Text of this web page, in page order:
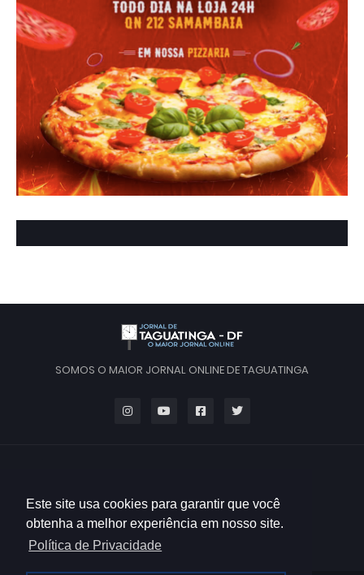
Este site usa cookies para garantir que você
obtenha a melhor experiência em nosso site.
Política de Privacidade
SOMOS O MAIOR JORNAL ONLINE DE TAGUATINGA